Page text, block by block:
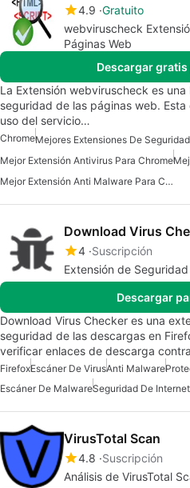
4.9 Gratuito
webviruscheck
Páginas Web
Descargar
La Extensión webviruscheck es
seguridad de las páginas web.
uso del servicio…
Chrome
Mejor Extensión Antivirus Para Chrome
Mejor Extensión Anti Malware Para Chrome
Download Virus
4 Suscripción
Extensión de
Descargar
Download Virus Checker es una
seguridad de las descargas en
verificar enlaces de descarga
FirefoxEscáner De VirusAnti Malware
Escáner De MalwareSeguridad De Internet
VirusTotal Scan
4.8 Suscripción
Análisis de VirusTotal